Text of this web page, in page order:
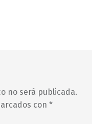
no será publicada.
con *